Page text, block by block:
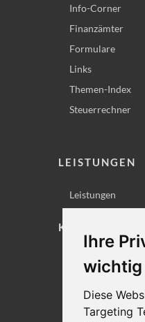
Ihre
wichtig
Diese
Targeting
Info-Corner
Finanzämter
Formulare
Links
Themen-Index
Steuerrechner
LEISTUNGEN
Leistungen
KONTAKT
Lageplan
Datenschutz